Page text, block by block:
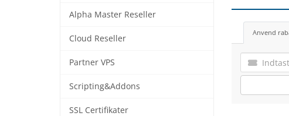
Alpha Master Reseller
Cloud Reseller
Partner VPS
Scripting&Addons
SSL Certifikater
Anvend